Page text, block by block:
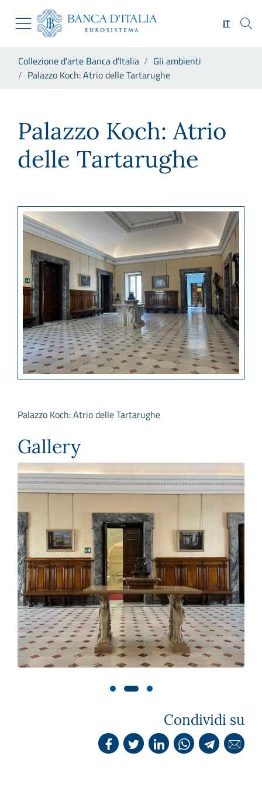
Skip to Main Content
Vai al sito istituzionale
Vai al menu di navigazione
Vai alla ricerca
Vai al footer
IT
Collezione d'arte Banca d'Italia
Gli ambienti
Palazzo Koch: Atrio delle Tartarughe
Palazzo Koch: Atrio
delle Tartarughe
Palazzo Koch: Atrio delle Tartarughe
Gallery
Condividi su